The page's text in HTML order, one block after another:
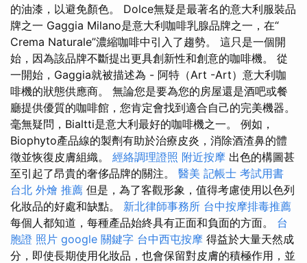
的油漆，以避免顏色。 Dolce無疑是最著名的意大利服裝品
牌之一 Gaggia Milano是意大利咖啡乳腺品牌之一，在“
Crema Naturale”濃縮咖啡中引入了趨勢。 這只是一個開
始，因為該品牌不斷提出更具創新性和創意的咖啡機。 從
一開始，Gaggia就被描述為 - 阿特（Art -Art）意大利咖
啡機的狀態供應商。 無論您是要為您的房屋還是酒吧或餐
廳提供優質的咖啡館，您肯定會找到適合自己的完美機器。
毫無疑問，Bialtti是意大利最好的咖啡機之一。 例如，
Biophyto產品線的製劑有助於治療皮炎，消除酒渣鼻的體
徵並恢復皮膚組織。 經絡調理證照 附近按摩 出色的構圖甚
至引起了昂貴的奢侈品牌的關注。 醫美 記帳士 考試用書
台北 外燴 推薦 但是，為了客觀形象，值得考慮使用以色列
化妝品的好處和缺點。 新北律師事務所 台中按摩排毒推薦
每個人都知道，每種產品始終具有正面和負面的方面。 台
胞證 照片 google 關鍵字 台中西屯按摩 得益於大量天然成
分，即使長期使用化妝品，也會保留對皮膚的積極作用，並